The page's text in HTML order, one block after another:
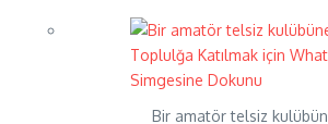
Bir amatör telsiz